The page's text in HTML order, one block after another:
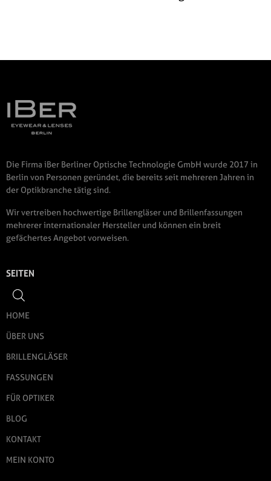
Die Firma iBer Berliner Optische Technologie GmbH wurde 2017 in
Berlin von Personen geründet, die bereits seit mehreren Jahren in
der Optikbranche tätig sind.
Wir vertreiben hochwertige Brillengläser und Brillenfassungen
mehrerer internationaler Hersteller und können ein breit
gefächertes Angebot vorweisen.
SEITEN
HOME
ÜBER UNS
BRILLENGLÄSER
FASSUNGEN
FÜR OPTIKER
BLOG
KONTAKT
MEIN KONTO